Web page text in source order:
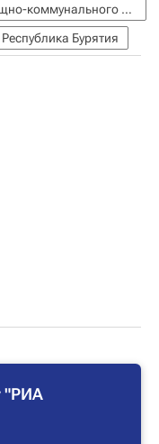
Министерство строительства и жилищно-коммунального хозяйства РФ (Минстрой России)
Республика Бурятия
"РИА